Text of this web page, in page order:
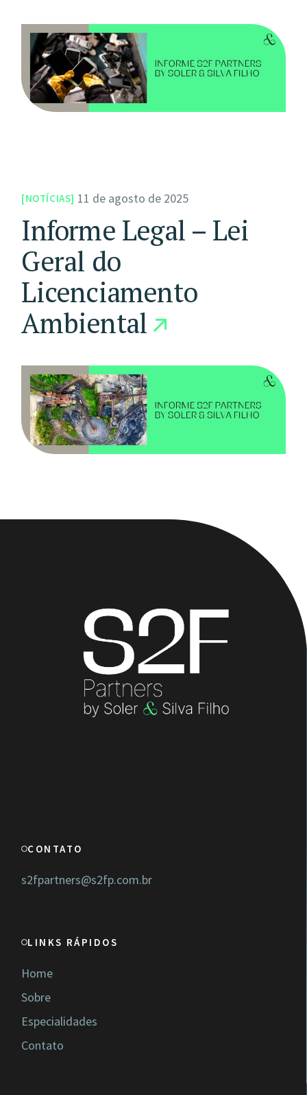
NOTÍCIAS 11 de agosto de 2025
Informe Legal – Lei
Geral do
Licenciamento
Ambiental
CONTATO
s2fpartners@s2fp.com.br
LINKS RÁPIDOS
Home
Sobre
Especialidades
Contato